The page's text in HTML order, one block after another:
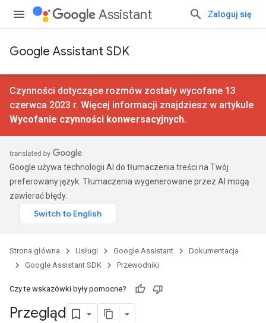
Assistant Zaloguj się
Google Assistant SDK
Czynności dotyczące rozmów zostały wycofane 13
czerwca 2023 r. Więcej informacji znajdziesz w artykule
Wycofanie czynności konwersacyjnych.
Google używa technologii AI do tłumaczenia treści na Twój
preferowany język. Tłumaczenia wygenerowane przez AI mogą
zawierać błędy.
Strona główna Usługi Google Assistant
Dokumentacja
Google Assistant SDK
Przewodniki
Czy te wskazówki były pomocne?
Przegląd